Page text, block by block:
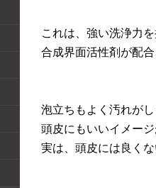
これは、強い洗浄力
合成界面活性剤が配
泡立ちもよく汚れが
頭皮にもいいイメー
実は、頭皮には良く